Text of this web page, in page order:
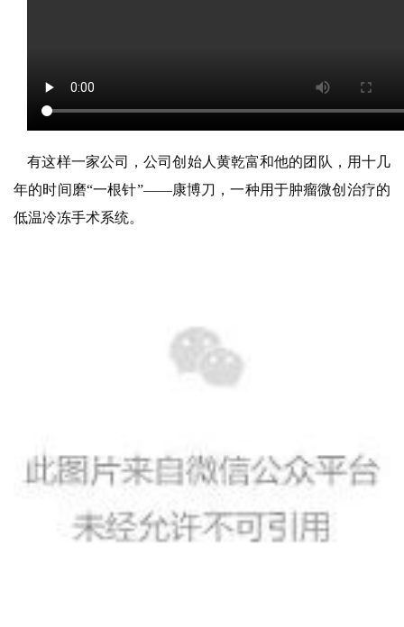
有这样一家公司，公司创始人黄乾富和他的团队，用十几
年的时间磨“一根针”——康博刀，一种用于肿瘤微创治疗的
低温冷冻手术系统。